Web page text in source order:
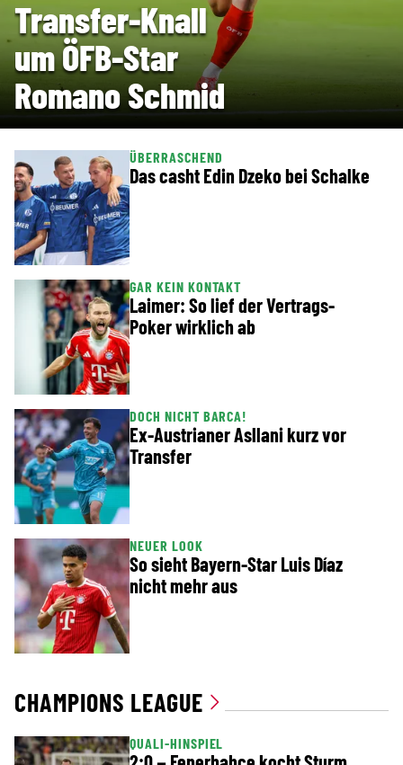
Transfer-Knall
um ÖFB-Star
Romano Schmid
ÜBERRASCHEND
Das casht Edin Dzeko bei Schalke
GAR KEIN KONTAKT
Laimer: So lief der Vertrags-
Poker wirklich ab
DOCH NICHT BARCA!
Ex-Austrianer Asllani kurz vor
Transfer
NEUER LOOK
So sieht Bayern-Star Luis Díaz
nicht mehr aus
CHAMPIONS LEAGUE
QUALI-HINSPIEL